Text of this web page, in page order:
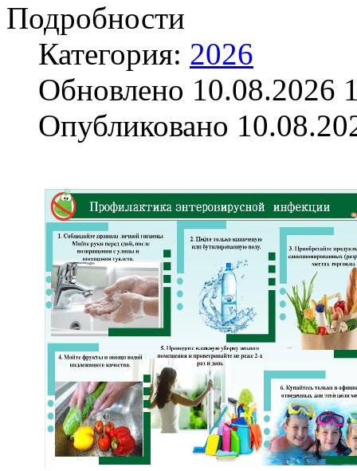
Подробности
Категория: 2026
Обновлено 10.08.2026
Опубликовано